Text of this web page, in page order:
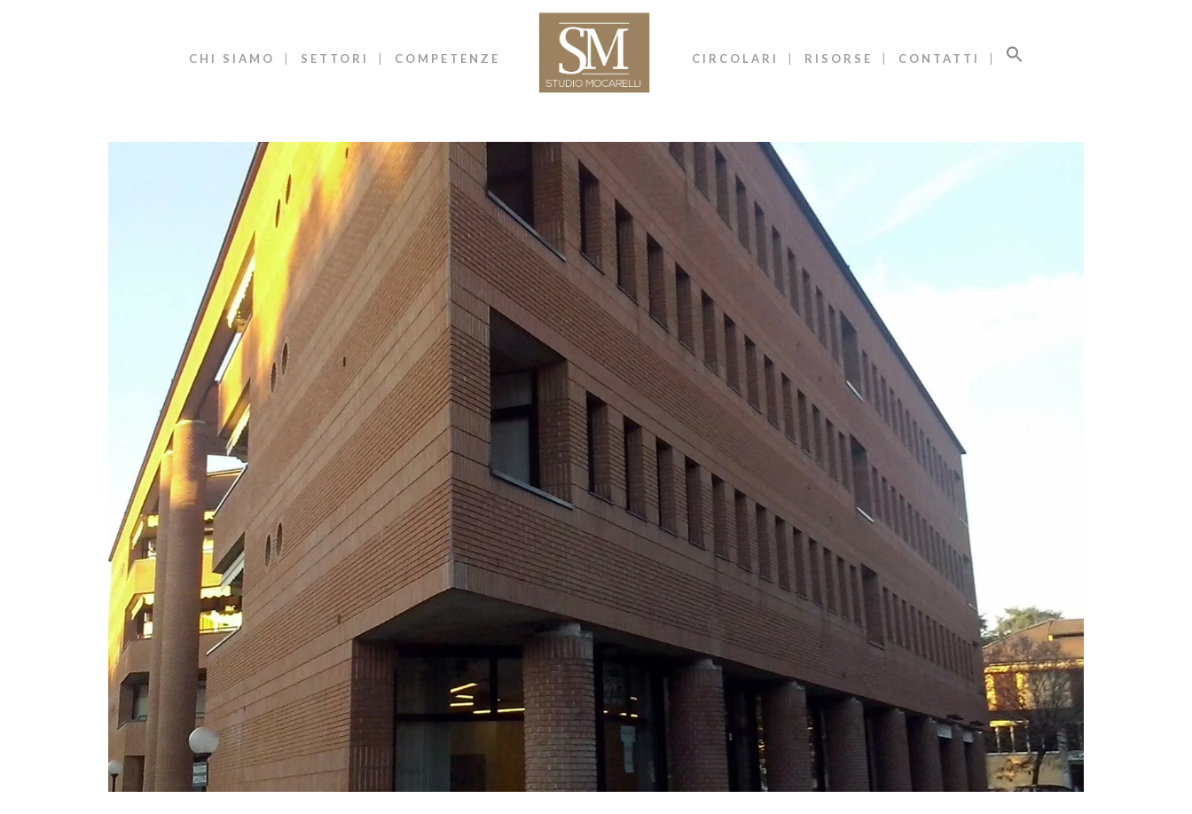
CHI SIAMO SETTORI COMPETENZE CIRCOLARI RISORSE CONTATTI